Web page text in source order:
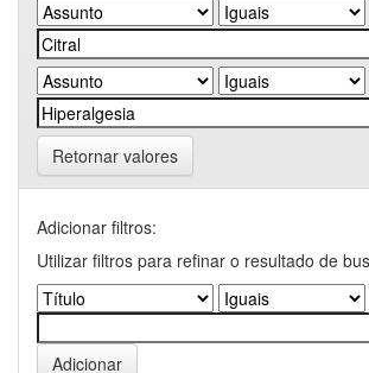
Retornar valores
Adicionar filtros:
Utilizar filtros para refinar o resultado de